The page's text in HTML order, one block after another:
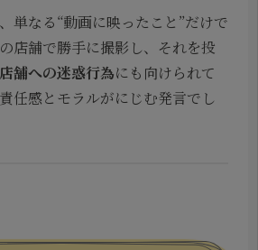
単なる“動画に映ったこと”だけで
店舗で勝手に撮影し、それを投
店舗への迷惑行為にも向けられて
任感とモラルがにじむ発言でし